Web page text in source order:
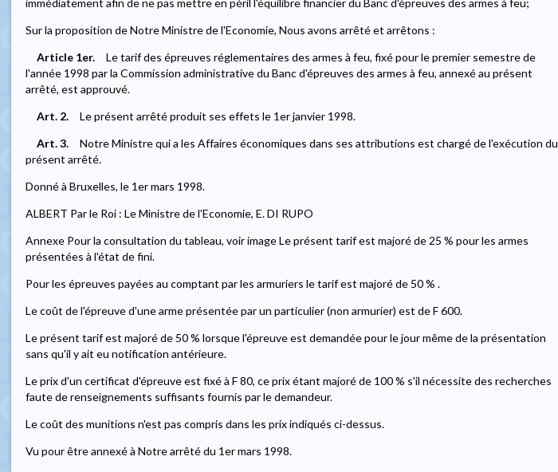
immédiatement afin de ne pas mettre en péril l'équilibre financier du Banc d'épreuves des armes à feu;
Sur la proposition de Notre Ministre de l'Economie, Nous avons arrêté et arrêtons :
Article 1er.
Le tarif des épreuves réglementaires des armes à feu, fixé pour le premier semestre de
l'année 1998 par la Commission administrative du Banc d'épreuves des armes à feu, annexé au présent
arrêté, est approuvé.
Art. 2.
Le présent arrêté produit ses effets le 1er janvier 1998.
Art. 3.
Notre Ministre qui a les Affaires économiques dans ses attributions est chargé de l'exécution du
présent arrêté.
Donné à Bruxelles, le 1er mars 1998.
ALBERT Par le Roi : Le Ministre de l'Economie, E. DI RUPO
Annexe Pour la consultation du tableau, voir image Le présent tarif est majoré de 25 % pour les armes
présentées à l'état de fini.
Pour les épreuves payées au comptant par les armuriers le tarif est majoré de 50 % .
Le coût de l'épreuve d'une arme présentée par un particulier (non armurier) est de F 600.
Le présent tarif est majoré de 50 % lorsque l'épreuve est demandée pour le jour même de la présentation
sans qu'il y ait eu notification antérieure.
Le prix d'un certificat d'épreuve est fixé à F 80, ce prix étant majoré de 100 % s'il nécessite des recherches
faute de renseignements suffisants fournis par le demandeur.
Le coût des munitions n'est pas compris dans les prix indiqués ci-dessus.
Vu pour être annexé à Notre arrêté du 1er mars 1998.